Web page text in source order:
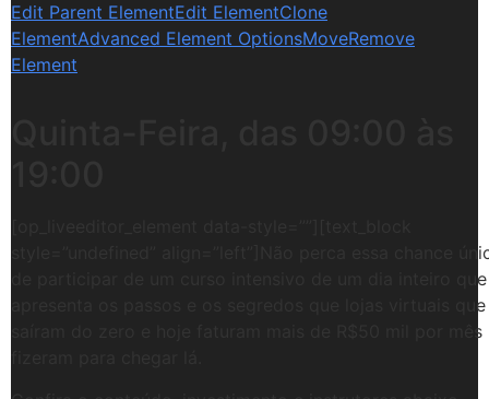
Edit Parent ElementEdit ElementClone
ElementAdvanced Element OptionsMoveRemove
Element
style=”undefined” align=”left”]Não perca essa chance
de participar de um curso intensivo de um dia inteiro que
apresenta os passos e os segredos que lojas virtuais que
saíram do zero e hoje faturam mais de R$50 mil por mês